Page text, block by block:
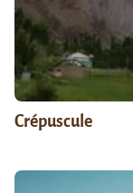
Crépuscule